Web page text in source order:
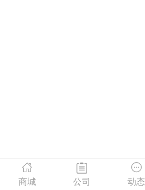

商城

公司

动态